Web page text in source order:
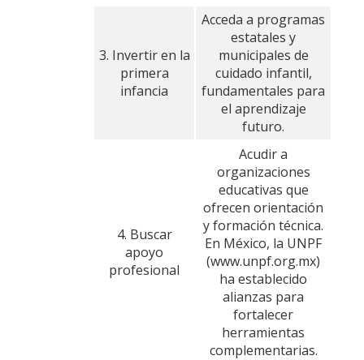
3. Invertir en la
primera
infancia
Acceda a programas
estatales y
municipales de
cuidado infantil,
fundamentales para
el aprendizaje
futuro.
4. Buscar
apoyo
profesional
Acudir a
organizaciones
educativas que
ofrecen orientación
y formación técnica.
En México, la UNPF
(www.unpf.org.mx)
ha establecido
alianzas para
fortalecer
herramientas
complementarias.